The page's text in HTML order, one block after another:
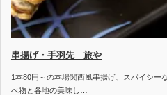
串揚げ・手羽先 旅や
1本80円～の本場関西風串揚げ、スパイシー
べ物と各地の美味し…